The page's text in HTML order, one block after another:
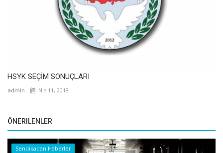
HSYK SEÇİM SONUÇLARI
admin Nis 11, 2018
ÖNERILENLER
Sendikadan Haberler